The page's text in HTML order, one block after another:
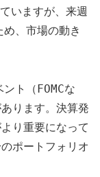
いますが、来週
め、市場の動き
ト（FOMCな
ります。決算発
り重要になって
ポートフォリオ